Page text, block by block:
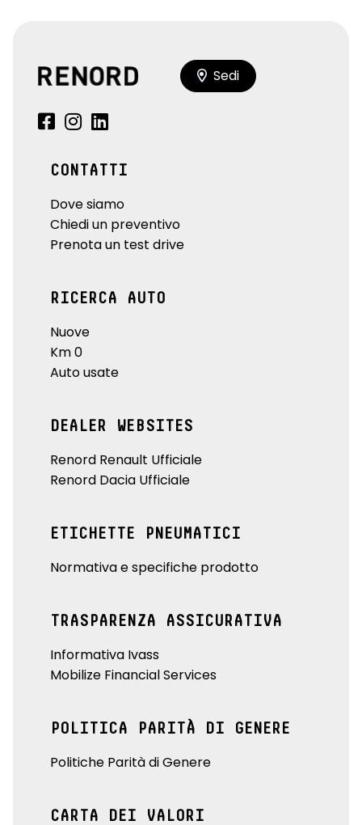
Sedi
CONTATTI
Dove siamo
Chiedi un preventivo
Prenota un test drive
RICERCA AUTO
Nuove
Km 0
Auto usate
DEALER WEBSITES
Renord Renault Ufficiale
Renord Dacia Ufficiale
ETICHETTE PNEUMATICI
Normativa e specifiche prodotto
TRASPARENZA ASSICURATIVA
Informativa Ivass
Mobilize Financial Services
POLITICA PARITÀ DI GENERE
Politiche Parità di Genere
CARTA DEI VALORI